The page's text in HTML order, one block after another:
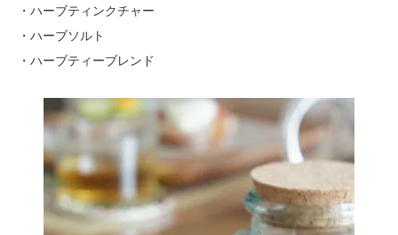
・ハーブティンクチャー
・ハーブソルト
・ハーブティーブレンド